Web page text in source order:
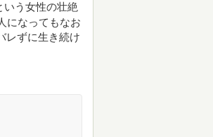
う女性の壮絶
になってもなお
レずに生き続け